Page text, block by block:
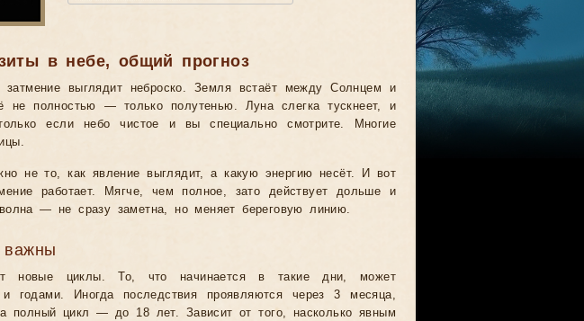
в небе, общий прогноз
затмение выглядит неброско. Земля встаёт между Солнцем и
не полностью — только полутенью. Луна слегка тускнеет, и
если небо чистое и вы специально смотрите. Многие
не то, как явление выглядит, а какую энергию несёт. И вот
работает. Мягче, чем полное, зато действует дольше и
— не сразу заметна, но меняет береговую линию.
важны
новые циклы. То, что начинается в такие дни, может
и годами. Иногда последствия проявляются через 3 месяца,
полный цикл — до 18 лет. Зависит от того, насколько явным